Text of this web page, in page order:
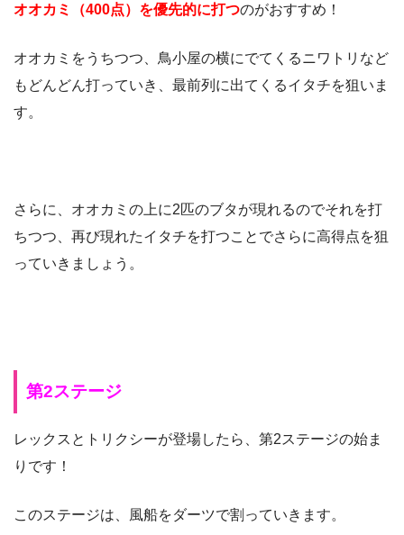
オオカミ（400点）を優先的に打つのがおすすめ！
オオカミをうちつつ、鳥小屋の横にでてくるニワトリなど
もどんどん打っていき、最前列に出てくるイタチを狙いま
す。
さらに、オオカミの上に2匹のブタが現れるのでそれを打
ちつつ、再び現れたイタチを打つことでさらに高得点を狙
っていきましょう。
第2ステージ
レックスとトリクシーが登場したら、第2ステージの始ま
りです！
このステージは、風船をダーツで割っていきます。